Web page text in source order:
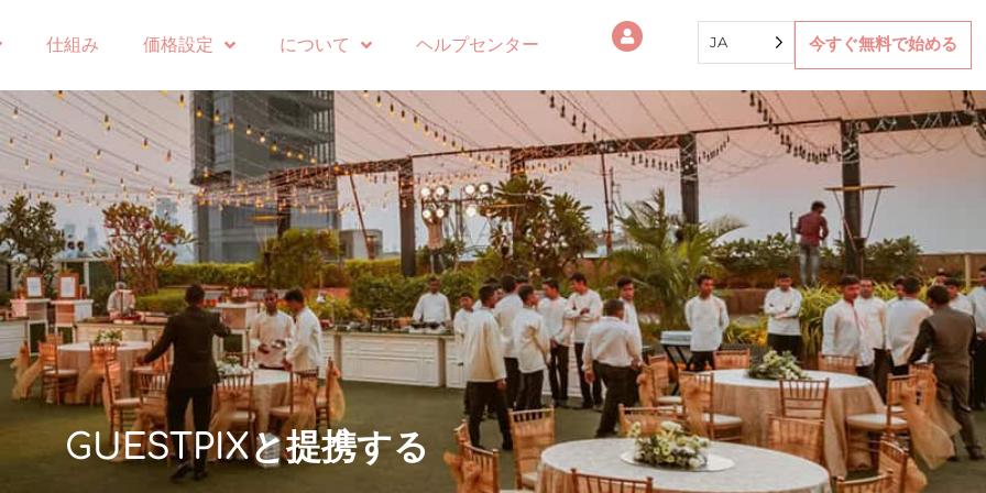
仕組み 価格設定 について ヘルプセンター JA 今すぐ無料で始める
GUESTPIXと提携する